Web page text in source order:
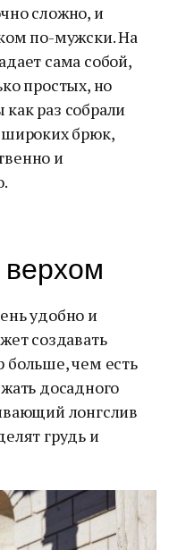
сложно, и
по-мужски. На
сама собой,
простых, но
раз собрали
широких брюк,
и
удобно и
создавать
чем есть
досадного
лонгслив
грудь и